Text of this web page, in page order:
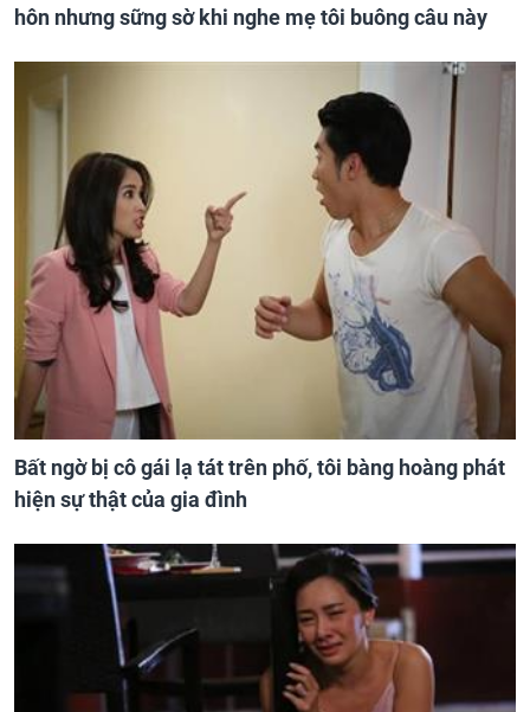
hôn nhưng sững sờ khi nghe mẹ tôi buông câu này
Bất ngờ bị cô gái lạ tát trên phố, tôi bàng hoàng phát
hiện sự thật của gia đình